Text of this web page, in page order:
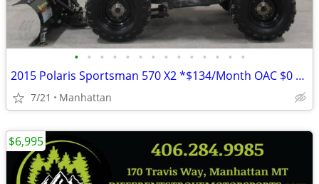
• • • • • • • • • • • • • •
2015 Polaris Sportsman 570 X2 *$134/Month OAC $0 Down* *Dump Box*
7/21 Manhattan
$6,995